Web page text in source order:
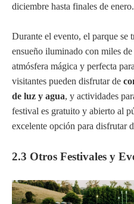
diciembre hasta finales de enero.
Durante el evento, el parque se
ensueño iluminado con miles
atmósfera mágica y perfecta
visitantes pueden disfrutar de
de luz y agua, y actividades
festival es gratuito y abierto al
excelente opción para disfrutar
2.3 Otros Festivales y